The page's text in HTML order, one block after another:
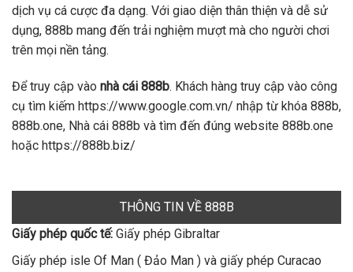
dịch vụ cá cược đa dạng. Với giao diện thân thiện và dễ sử
dụng, 888b mang đến trải nghiệm mượt mà cho người chơi
trên mọi nền tảng.
Để truy cập vào nhà cái 888b. Khách hàng truy cập vào công
cụ tìm kiếm https://www.google.com.vn/ nhập từ khóa 888b,
888b.one, Nhà cái 888b và tìm đến đúng website 888b.one
hoặc https://888b.biz/
THÔNG TIN VỀ 888B
Giấy phép quốc tế: Giấy phép Gibraltar
Giấy phép isle Of Man ( Đảo Man ) và giấy phép Curacao